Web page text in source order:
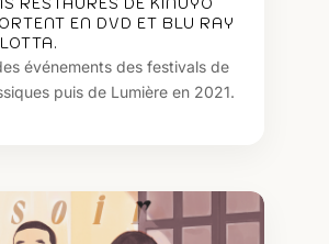
RESTAURÉS DE KINUYO
EN DVD ET BLU RAY
événements des festivals de
puis de Lumière en 2021.